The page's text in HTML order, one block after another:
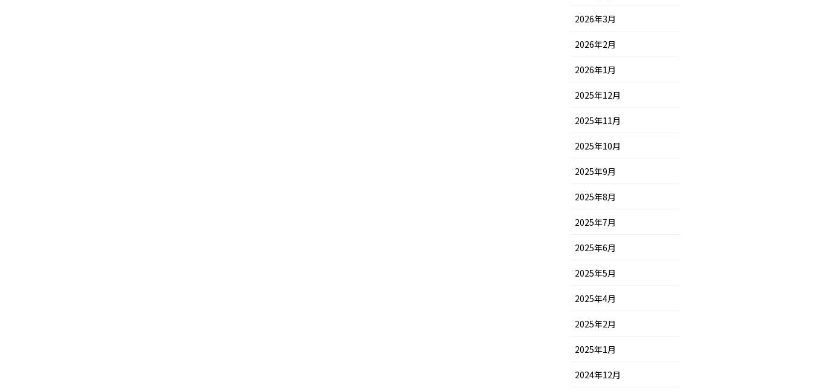
2026年3月
2026年2月
2026年1月
2025年12月
2025年11月
2025年10月
2025年9月
2025年8月
2025年7月
2025年6月
2025年5月
2025年4月
2025年2月
2025年1月
2024年12月